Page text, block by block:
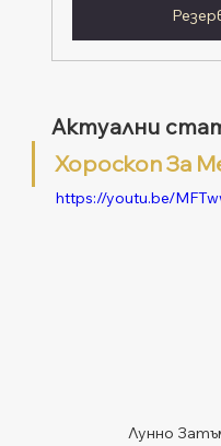
Актуални
Хороскоп За
https://youtu.be/
Лунно